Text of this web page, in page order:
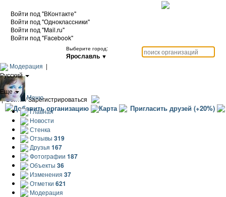
Войти под "ВКонтакте"
Войти под "Одноклассники"
Войти под "Mail.ru"
Войти под "Facebook"
Выберите город:
Ярославль ▼
Модерация |
Русский
|
Еще
|Войти / Зарегистрироваться
Добавить организацию Карта Пригласить друзей (+20%)
Меню
Главная
Новости
Стенка
Отзывы 319
Друзья 167
Фотографии 187
Объекты 36
Изменения 37
Отметки 621
Модерация